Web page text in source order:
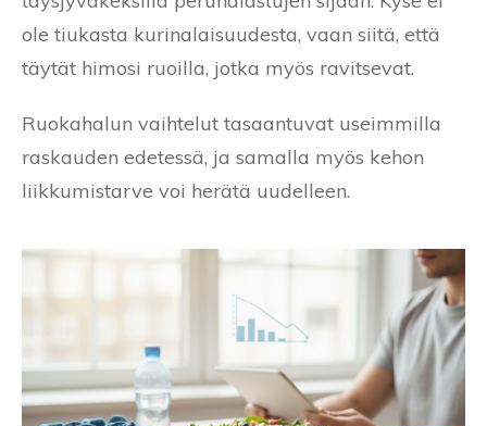
ole tiukasta kurinalaisuudesta, vaan siitä, että
täytät himosi ruoilla, jotka myös ravitsevat.
Ruokahalun vaihtelut tasaantuvat useimmilla
raskauden edetessä, ja samalla myös kehon
liikkumistarve voi herätä uudelleen.